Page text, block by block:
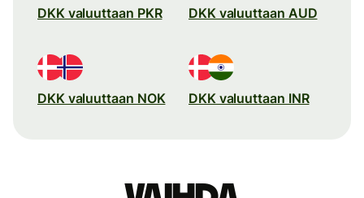
DKK valuuttaan PKR DKK valuuttaan AUD
DKK valuuttaan NOK DKK valuuttaan INR